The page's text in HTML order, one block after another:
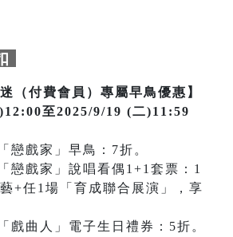
（付費會員）專屬早鳥優惠】
至2025/9/19 (二)11:59
戀戲家」早鳥：7折。
戀戲家」說唱看偶1+1套票：1
+任1場「育成聯合展演」，享
戲曲人」電子生日禮券：5折。